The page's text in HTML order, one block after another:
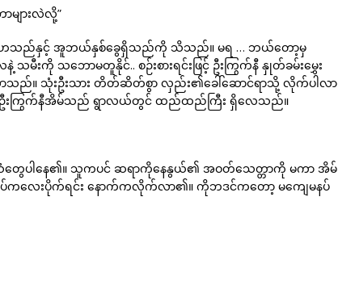
များလဲလို့”
စပ်ဟသည်နှင့် အူဘယ်နှစ်ခွေရှိသည်ကို သိသည်။ မရ … ဘယ်တော့မှ
သမီးကို သဘောမတူနိုင်.. စဉ်းစားရင်းဖြင့် ဦးကြွက်နီ နှုတ်ခမ်းမွှေး
ာသည်။ သုံးဦးသား တိတ်ဆိတ်စွာ လှည်း၏ခေါ်ဆောင်ရာသို့ လိုက်ပါလာ
။ ဦးကြွက်နီအိမ်သည် ရွာလယ်တွင် ထည်ထည်ကြီး ရှိလေသည်။
တွေပါနေ၏။ သူကပင် ဆရာကိုနေနွယ်၏ အဝတ်သေတ္တာကို မကာ အိမ်
ကလေးပိုက်ရင်း နောက်ကလိုက်လာ၏။ ကိုဘဒင်ကတော့ မကျေမနပ်